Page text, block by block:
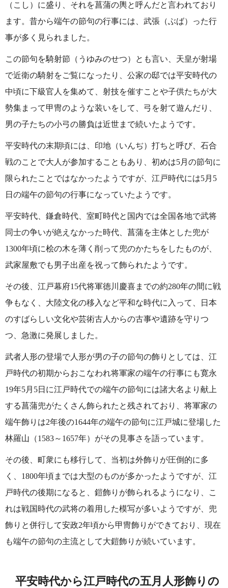
（こし）に盛り、それを菖蒲の輿と呼んだと言われており
ます。昔から端午の節句の行事には、武張（ぶば）った行
事が多く見られました。
この節句を騎射節（うゆみのせつ）とも言い、天皇が射場
で近衛の騎射をご覧になったり、公家の邸では平安時代の
中頃に下級官人を集めて、射技を催すことや子供たちが大
勢集まって甲冑のような装いをして、弓を射て遊んだり、
男の子たちの小弓の勝負は近世まで続いたようです。
平安時代の末期頃には、印地（いんぢ）打ちと呼び、石合
戦のことで大人が参加することもあり、初めは5月の節句に
限られたことではなかったようですが、江戸時代には5月5
日の端午の節句の行事になっていたようです。
平安時代、鎌倉時代、室町時代と国内では全国各地で武将
同士の争いが絶えなかった時代、菖蒲を主体とした兜が
1300年頃に桧の木を薄く削って兜のかたちをしたものが、
武家屋敷でも男子出産を祝って飾られたようです。
その後、江戸幕府15代将軍徳川慶喜までの約280年の間に戦
争もなく、大陸文化の移入など平和な時代に入って、日本
のすばらしい文化や芸術古人からの古事や遺跡を守りつ
つ、急激に発展しました。
武者人形の登場で人形が男の子の節句の飾りとしては、江
戸時代の初期からおこなわれ将軍家の端午の行事にも寛永
19年5月5日に江戸時代での端午の節句には諸大名より献上
する菖蒲兜がたくさん飾られたと残されており、将軍家の
端午飾りは2年後の1644年の端午の節句に江戸城に登場した
林羅山（1583～1657年）がその見事さを語っています。
その後、町衆にも移行して、当初は外飾りが圧倒的に多
く、1800年頃までは大型のものが多かったようですが、江
戸時代の後期になると、鎧飾りが飾られるようになり、こ
れは戦国時代の武将の着用した模写が多いようですが、兜
飾りと併行して安政2年頃から甲冑飾りができており、現在
も端午の節句の主流として大鎧飾りが続いています。
平安時代から江戸時代の五月人形飾りの